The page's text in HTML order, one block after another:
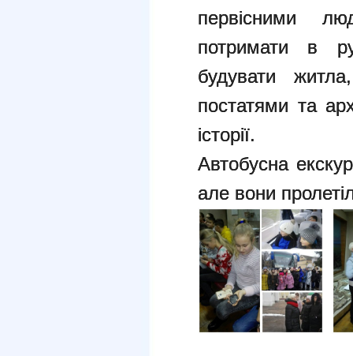
первісними
потримати в
будувати
постатями та
історії.
Автобусна
але вони